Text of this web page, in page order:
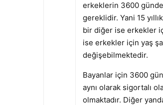
erkeklerin 3600
gereklidir. Yani 15
bir diğer ise erkekler
ise erkekler için yaş
değişebilmektedir.
Bayanlar için 3600
aynı olarak sigortalı
olmaktadır. Diğer